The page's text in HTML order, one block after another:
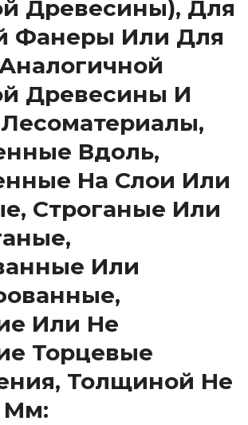
Древесины), Для
Фанеры Или Для
Древесины И
Вдоль,
На Слои Или
Строганые Или
Или
Или Не
Торцевые
Толщиной Не
Мм: